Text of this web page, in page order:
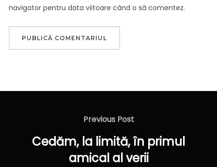
navigator pentru data viitoare când o să comentez.
Navigare
Previous
Previous Post
Cedăm, la limită, în primul
amical al verii